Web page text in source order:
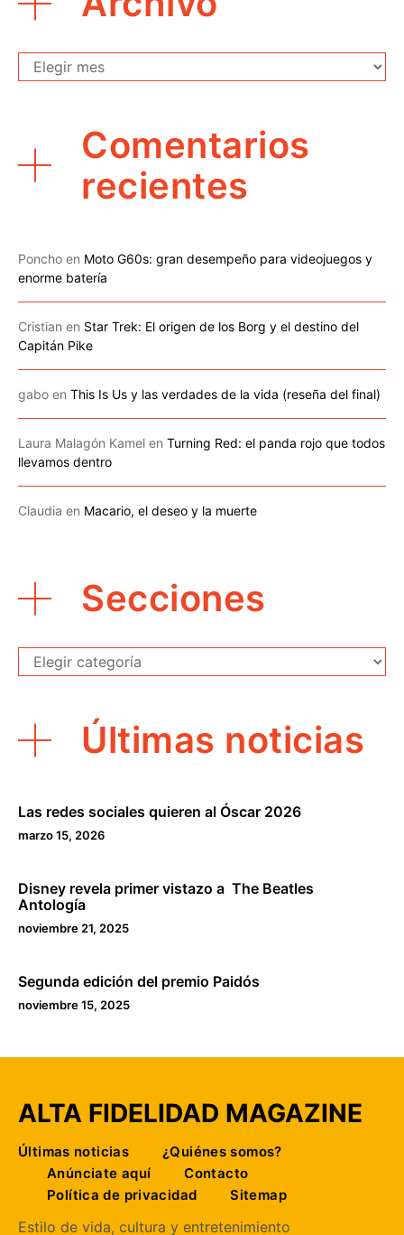
Archivo
Comentarios
recientes
Poncho en Moto G60s: gran desempeño para videojuegos y
enorme batería
Cristian en Star Trek: El origen de los Borg y el destino del
Capitán Pike
gabo en This Is Us y las verdades de la vida (reseña del final)
Laura Malagón Kamel en Turning Red: el panda rojo que todos
llevamos dentro
Claudia en Macario, el deseo y la muerte
Secciones
Secciones
Últimas noticias
Las redes sociales quieren al Óscar 2026
marzo 15, 2026
Disney revela primer vistazo a The Beatles
Antología
noviembre 21, 2025
Segunda edición del premio Paidós
noviembre 15, 2025
ALTA FIDELIDAD MAGAZINE
Últimas noticias
¿Quiénes somos?
Anúnciate aquí
Contacto
Política de privacidad
Sitemap
Estilo de vida, cultura y entretenimiento